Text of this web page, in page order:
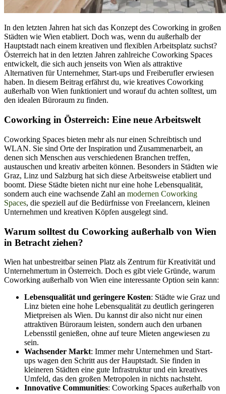
In den letzten Jahren hat sich das Konzept des Coworking in großen
Städten wie Wien etabliert. Doch was, wenn du außerhalb der
Hauptstadt nach einem kreativen und flexiblen Arbeitsplatz suchst?
Österreich hat in den letzten Jahren zahlreiche Coworking Spaces
entwickelt, die sich auch jenseits von Wien als attraktive
Alternativen für Unternehmer, Start-ups und Freiberufler erwiesen
haben. In diesem Beitrag erfährst du, wie kreatives Coworking
außerhalb von Wien funktioniert und worauf du achten solltest, um
den idealen Büroraum zu finden.
Coworking in Österreich: Eine neue Arbeitswelt
Coworking Spaces bieten mehr als nur einen Schreibtisch und
WLAN. Sie sind Orte der Inspiration und Zusammenarbeit, an
denen sich Menschen aus verschiedenen Branchen treffen,
austauschen und kreativ arbeiten können. Besonders in Städten wie
Graz, Linz und Salzburg hat sich diese Arbeitsweise etabliert und
boomt. Diese Städte bieten nicht nur eine hohe Lebensqualität,
sondern auch eine wachsende Zahl an modernen Coworking
Spaces, die speziell auf die Bedürfnisse von Freelancern, kleinen
Unternehmen und kreativen Köpfen ausgelegt sind.
Warum solltest du Coworking außerhalb von Wien
in Betracht ziehen?
Wien hat unbestreitbar seinen Platz als Zentrum für Kreativität und
Unternehmertum in Österreich. Doch es gibt viele Gründe, warum
Coworking außerhalb von Wien eine interessante Option sein kann:
Lebensqualität und geringere Kosten: Städte wie Graz und
Linz bieten eine hohe Lebensqualität zu deutlich geringeren
Mietpreisen als Wien. Du kannst dir also nicht nur einen
attraktiven Büroraum leisten, sondern auch den urbanen
Lebensstil genießen, ohne auf teure Mieten angewiesen zu
sein.
Wachsender Markt: Immer mehr Unternehmen und Start-
ups wagen den Schritt aus der Hauptstadt. Sie finden in
kleineren Städten eine gute Infrastruktur und ein kreatives
Umfeld, das den großen Metropolen in nichts nachsteht.
Innovative Communities: Coworking Spaces außerhalb von